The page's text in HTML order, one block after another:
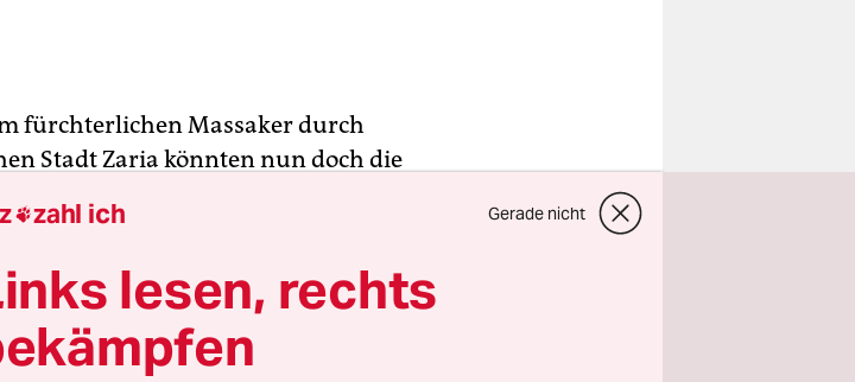
fürchterlichen Massaker durch
Stadt Zaria könnten nun doch die
Abschlussreport einer
Landesregierung des Bundesstaates
Ergebnis gekommen, dass vom 12.
zahl ich Gerade nicht
lesen, rechts